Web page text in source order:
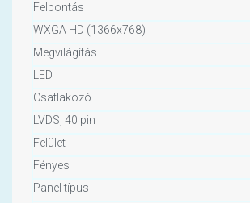
Felbontás
WXGA HD (1366x768)
Megvilágítás
LED
Csatlakozó
LVDS, 40 pin
Felület
Fényes
Panel típus